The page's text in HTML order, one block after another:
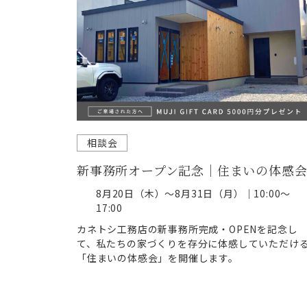
相談会
新事務所オープン記念｜住まいの体感会
8月20日（木）～8月31日（月）｜10:00～
17:00
カネトシ工務店の新事務所完成・OPENを記念し
て、私たちの家づくりを存分に体感していただけ
「住まいの体感会」を開催します。